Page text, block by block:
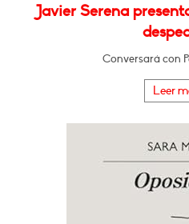
Javier Serena
Conversará con
Leer